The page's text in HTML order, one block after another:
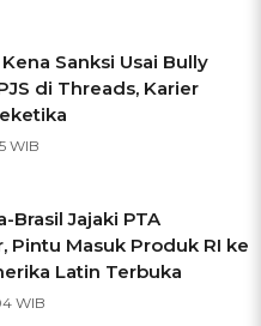
Kena Sanksi Usai Bully
di Threads, Karier
WIB
Brasil Jajaki PTA
Pintu Masuk Produk RI ke
Latin Terbuka
WIB